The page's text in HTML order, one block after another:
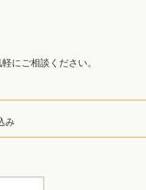
にご相談ください。
み